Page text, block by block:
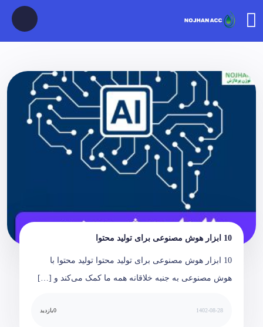
10 ابزار هوش مصنوعی برای تولید محتوا
10 ابزار هوش مصنوعی برای تولید محتوا تولید محتوا با
هوش مصنوعی به جنبه خلاقانه همه ما کمک می‌کند و […]
1402-08-28
0بازدید